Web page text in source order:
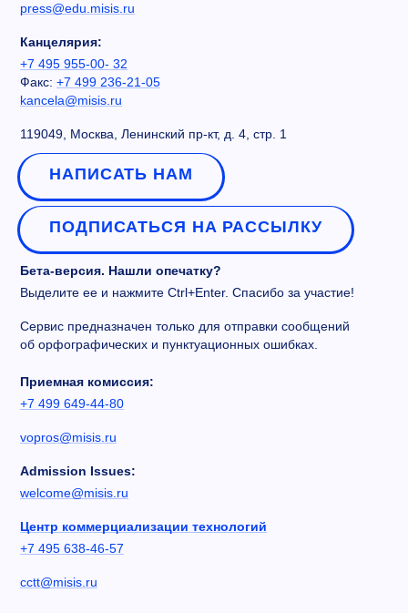
press@edu.misis.ru
Канцелярия:
+7 495 955-00- 32
Факс: +7 499 236-21-05
kancela@misis.ru
119049, Москва, Ленинский пр-кт, д. 4, стр. 1
НАПИСАТЬ НАМ
ПОДПИСАТЬСЯ НА РАССЫЛКУ
Бета-версия. Нашли опечатку?
Выделите ее и нажмите Ctrl+Enter. Спасибо за участие!
Сервис предназначен только для отправки сообщений
об орфографических и пунктуационных ошибках.
Приемная комиссия:
+7 499 649-44-80
vopros@misis.ru
Admission Issues:
welcome@misis.ru
Центр коммерциализации технологий
+7 495 638-46-57
cctt@misis.ru